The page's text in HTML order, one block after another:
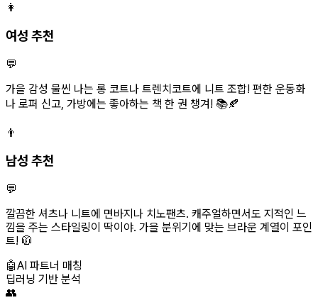
👩
여성 추천
💬
가을 감성 물씬 나는 롱 코트나 트렌치코트에 니트 조합! 편한 운동화
나 로퍼 신고, 가방에는 좋아하는 책 한 권 챙겨! 📚🍂
👨
남성 추천
💬
깔끔한 셔츠나 니트에 면바지나 치노팬츠. 캐주얼하면서도 지적인 느
낌을 주는 스타일링이 딱이야. 가을 분위기에 맞는 브라운 계열이 포인
트! 🧥
🤖AI 파트너 매칭
딥러닝 기반 분석
👥